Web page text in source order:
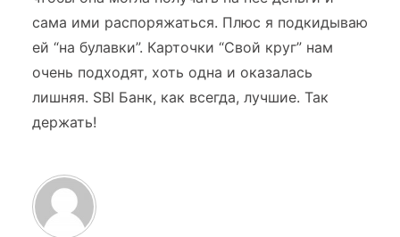
сама ими распоряжаться. Плюс я подкидываю
ей “на булавки”. Карточки “Свой круг” нам
очень подходят, хоть одна и оказалась
лишняя. SBI Банк, как всегда, лучшие. Так
держать!